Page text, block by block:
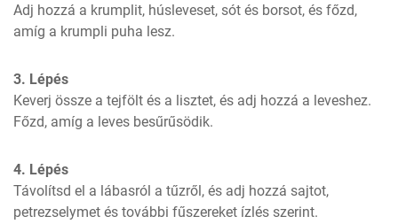
Adj hozzá a krumplit, húsleveset, sót és borsot, és főzd,
amíg a krumpli puha lesz.
3. Lépés
Keverj össze a tejfölt és a lisztet, és adj hozzá a leveshez.
Főzd, amíg a leves besűrűsödik.
4. Lépés
Távolítsd el a lábasról a tűzről, és adj hozzá sajtot,
petrezselymet és további fűszereket ízlés szerint.